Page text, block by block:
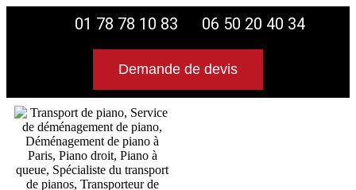
01 78 78 10 83 06 50 20 40 34
Demande de devis